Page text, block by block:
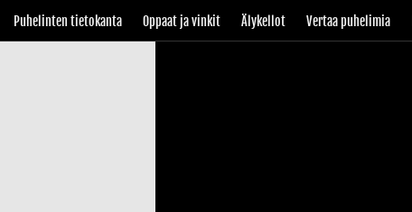
Puhelinten tietokanta Oppaat ja vinkit Älykellot Vertaa puhelimia